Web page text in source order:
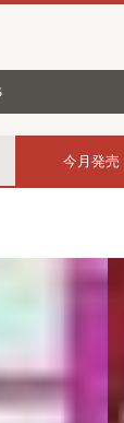
今月発売